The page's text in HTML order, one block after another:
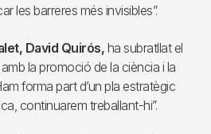
les barreres més invisibles”.
David Quirós, ha subratllat el
la promoció de la ciència i la
forma part d’un pla estratègic
continuarem treballant-hi”.